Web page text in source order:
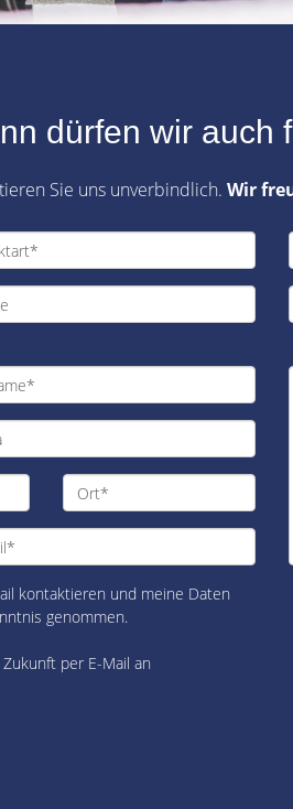
dürfen wir auch
Sie uns unverbindlich. Wir
kontaktieren und meine Daten
genommen.
per E-Mail an